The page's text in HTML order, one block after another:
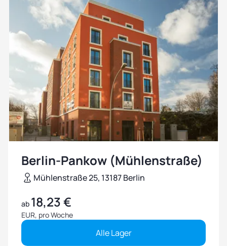
Berlin-Pankow (Mühlenstraße)
Mühlenstraße 25, 13187 Berlin
ab 18,23 €
EUR, pro Woche
Alle Lager